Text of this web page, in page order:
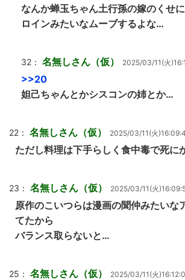
なんか蝉玉ちゃん土行孫の嫁のくせ
ロインみたいなムーブするよな…
32： 名無しさん（仮） 2025/03/11(火
>>20
妲己ちゃんとかシスコンの姉とか…
22： 名無しさん（仮） 2025/03/11(火
ただし料理は下手らしく食中毒で死に
23： 名無しさん（仮） 2025/03/11(火
原作のこいつらは漫画の聞仲みたいな
てたから
バランス取らないと…
25： 名無しさん（仮） 2025/03/11(火